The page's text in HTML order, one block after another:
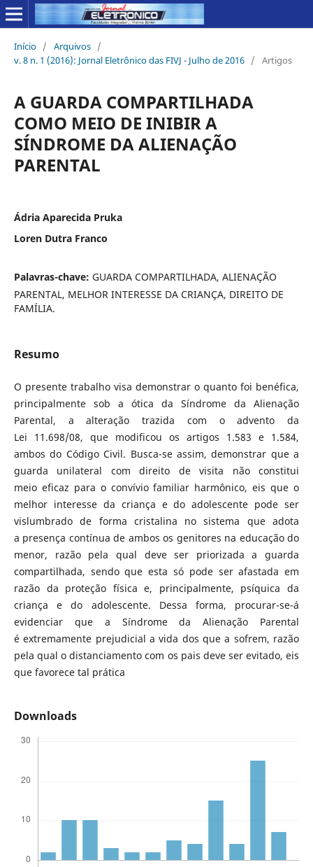
Início / Arquivos /
v. 8 n. 1 (2016): Jornal Eletrônico das FIVJ - Julho de 2016 / Artigos
A GUARDA COMPARTILHADA
COMO MEIO DE INIBIR A
SÍNDROME DA ALIENAÇÃO
PARENTAL
Ádria Aparecida Pruka
Loren Dutra Franco
Palavras-chave: GUARDA COMPARTILHADA, ALIENAÇÃO
PARENTAL, MELHOR INTERESSE DA CRIANÇA, DIREITO DE
FAMÍLIA.
Resumo
O presente trabalho visa demonstrar o quanto foi benéfica,
principalmente sob a ótica da Síndrome da Alienação
Parental, a alteração trazida com o advento da
Lei 11.698/08, que modificou os artigos 1.583 e 1.584,
ambos do Código Civil. Busca-se assim, demonstrar que a
guarda unilateral com direito de visita não constitui
meio eficaz para o convívio familiar harmônico, eis que o
melhor interesse da criança e do adolescente pode ser
vislumbrado de forma cristalina no sistema que adota
a presença contínua de ambos os genitores na educação do
menor, razão pela qual deve ser priorizada a guarda
compartilhada, sendo que esta só pode ser afastada em
razão da proteção física e, principalmente, psíquica da
criança e do adolescente. Dessa forma, procurar-se-á
evidenciar que a Síndrome da Alienação Parental
é extremamente prejudicial a vida dos que a sofrem, razão
pela qual o distanciamento com os pais deve ser evitado, eis
que favorece tal prática
Downloads